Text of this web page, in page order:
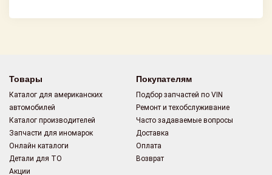
Товары
Каталог для американских
автомобилей
Каталог производителей
Запчасти для иномарок
Онлайн каталоги
Детали для ТО
Акции
Покупателям
Подбор запчастей по VIN
Ремонт и техобслуживание
Часто задаваемые вопросы
Доставка
Оплата
Возврат